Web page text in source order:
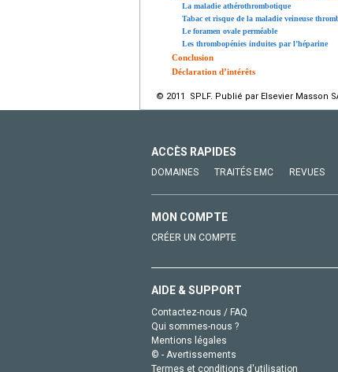
La maladie athérothrombotique
Tabac et risque de la maladie veineuse
Le foramen ovale perméable
Les thrombopénies induites par l’héparine
Conclusion
Déclaration d’intérêts
© 2011 SPLF. Publié par Elsevier Masson
ACCÈS RAPIDES
DOMAINES TRAITÉS EMC REVUES
MON COMPTE
CRÉER UN COMPTE
AIDE & SUPPORT
Contactez-nous / FAQ
Qui sommes-nous ?
Mentions légales
© - Avertissements
Termes et conditions d'utilisation